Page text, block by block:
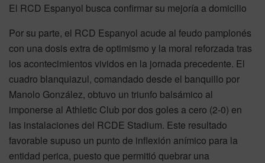
El RCD Espanyol busca confirmar su mejoría a domicilio
Por su parte, el RCD Espanyol acude al feudo pamplonés
con una dosis extra de optimismo y la moral reforzada tras
los acontecimientos vividos en la jornada precedente. El
cuadro blanquiazul, comandado desde el banquillo por
Manolo González, obtuvo un triunfo balsámico al
imponerse al Athletic Club por dos goles a cero (2-0) en
las instalaciones del RCDE Stadium. Este resultado
favorable supuso un punto de inflexión anímico para la
entidad perica, puesto que permitió quebrar una